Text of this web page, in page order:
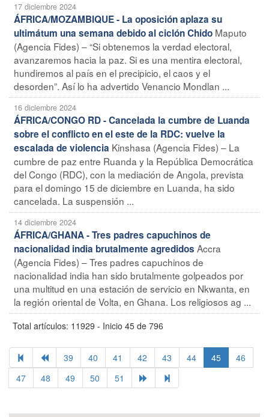
17 diciembre 2024
ÁFRICA/MOZAMBIQUE - La oposición aplaza su
ultimátum una semana debido al ciclón Chido Maputo
(Agencia Fides) – “Si obtenemos la verdad electoral,
avanzaremos hacia la paz. Si es una mentira electoral,
hundiremos al país en el precipicio, el caos y el
desorden”. Así lo ha advertido Venancio Mondlan ...
16 diciembre 2024
ÁFRICA/CONGO RD - Cancelada la cumbre de Luanda
sobre el conflicto en el este de la RDC: vuelve la
escalada de violencia Kinshasa (Agencia Fides) – La
cumbre de paz entre Ruanda y la República Democrática
del Congo (RDC), con la mediación de Angola, prevista
para el domingo 15 de diciembre en Luanda, ha sido
cancelada. La suspensión ...
14 diciembre 2024
ÁFRICA/GHANA - Tres padres capuchinos de
nacionalidad india brutalmente agredidos Accra
(Agencia Fides) – Tres padres capuchinos de
nacionalidad india han sido brutalmente golpeados por
una multitud en una estación de servicio en Nkwanta, en
la región oriental de Volta, en Ghana. Los religiosos ag ...
Total artículos: 11929 - Inicio 45 de 796
39 40 41 42 43 44 45
46
47
48 49 50 51